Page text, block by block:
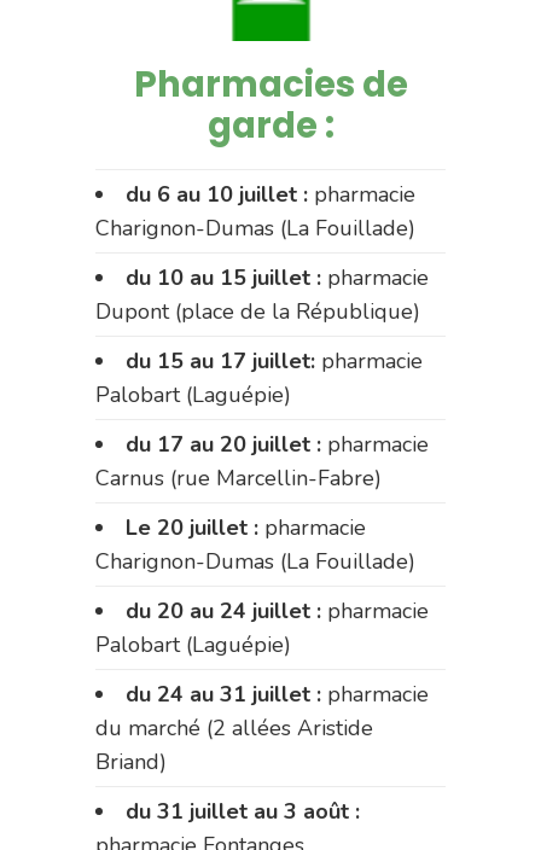
Pharmacies de
garde :
du 6 au 10 juillet : pharmacie
Charignon-Dumas (La Fouillade)
du 10 au 15 juillet : pharmacie
Dupont (place de la République)
du 15 au 17 juillet: pharmacie
Palobart (Laguépie)
du 17 au 20 juillet : pharmacie
Carnus (rue Marcellin-Fabre)
Le 20 juillet : pharmacie
Charignon-Dumas (La Fouillade)
du 20 au 24 juillet : pharmacie
Palobart (Laguépie)
du 24 au 31 juillet : pharmacie
du marché (2 allées Aristide
Briand)
du 31 juillet au 3 août :